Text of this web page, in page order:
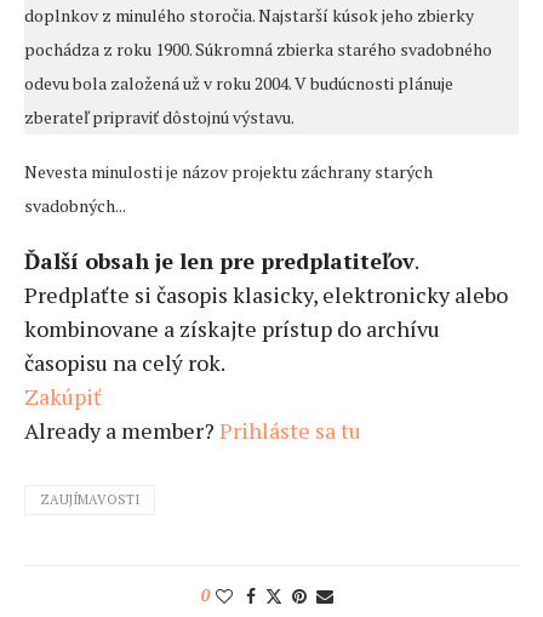
doplnkov z minulého storočia. Najstarší kúsok jeho zbierky
pochádza z roku 1900. Súkromná zbierka starého svadobného
odevu bola založená už v roku 2004. V budúcnosti plánuje
zberateľ pripraviť dôstojnú výstavu.
Nevesta minulosti je názov projektu záchrany starých
svadobných...
Ďalší obsah je len pre predplatiteľov.
Predplaťte si časopis klasicky, elektronicky alebo
kombinovane a získajte prístup do archívu
časopisu na celý rok.
Zakúpiť
Already a member? Prihláste sa tu
ZAUJÍMAVOSTI
0